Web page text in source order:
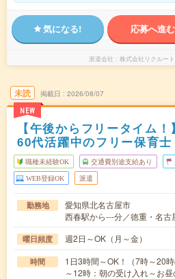
気になる! 応募へ進む
派遣会社 株式会社リクルー
未読
NEW
掲載日 2026/08/07
【午後からフリータイム
60代活躍中のフリー保育士
職種未経験OK 交通費別途支給あり
WEB登録OK 派遣
勤務地
愛知県北名古屋市
西春駅から---分／徳重・名古
曜日頻度 週2日～OK（月～金）
時間
1日3時間～OK！（7時～20
～12時：朝の受け入れ～お